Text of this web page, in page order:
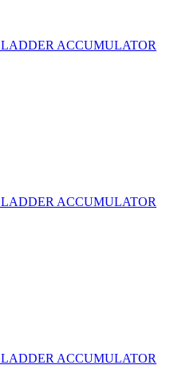
ACCUMULATOR
ACCUMULATOR
ACCUMULATOR